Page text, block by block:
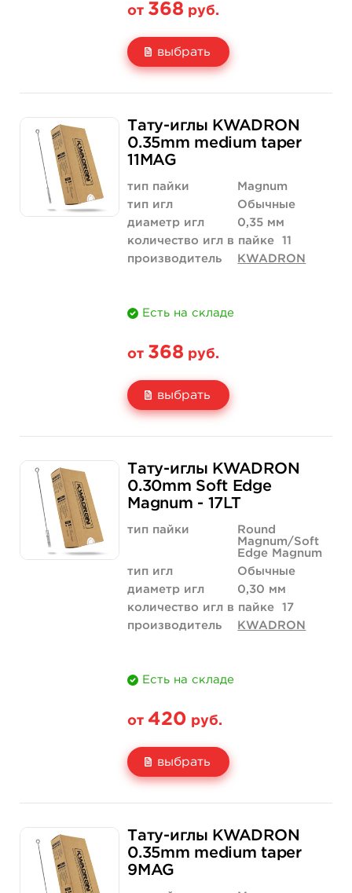
от 368 руб.
выбрать
Цена
Количество
368 руб.
купить
736 руб.
Тату-иглы KWADRON
0.35mm medium taper
11MAG
тип пайки
Magnum
тип игл
Обычные
диаметр игл
0,35 мм
количество игл в пайке
11
производитель
KWADRON
Есть на складе
от 368 руб.
выбрать
Цена
Количество
368 руб.
купить
3 500 руб.
Тату-иглы KWADRON
0.30mm Soft Edge
Magnum - 17LT
тип пайки
Round
Magnum/Soft
Edge Magnum
тип игл
Обычные
диаметр игл
0,30 мм
количество игл в пайке
17
производитель
KWADRON
Есть на складе
от 420 руб.
выбрать
Цена
Количество
420 руб.
купить
840 руб.
Тату-иглы KWADRON
0.35mm medium taper
9MAG